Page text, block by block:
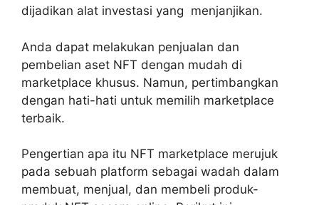
dijadikan alat investasi yang menjanjikan.
Anda dapat melakukan penjualan dan
pembelian aset NFT dengan mudah di
marketplace khusus. Namun, pertimbangkan
dengan hati-hati untuk memilih marketplace
terbaik.
Pengertian apa itu NFT marketplace merujuk
pada sebuah platform sebagai wadah dalam
membuat, menjual, dan membeli produk-